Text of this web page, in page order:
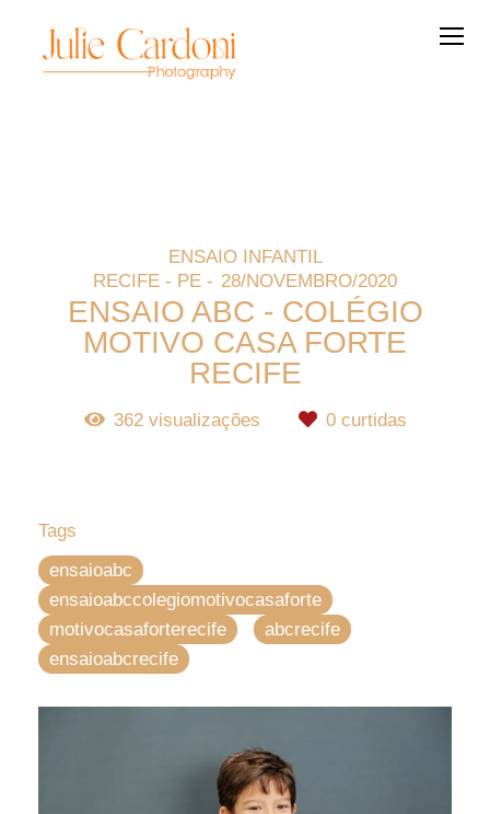
ENSAIO INFANTIL
RECIFE - PE
28/NOVEMBRO/2020
ENSAIO ABC - COLÉGIO
MOTIVO CASA FORTE
RECIFE
362visualizações 0curtidas
Tags
ensaioabc
ensaioabccolegiomotivocasaforte
motivocasaforterecife
abcrecife
ensaioabcrecife